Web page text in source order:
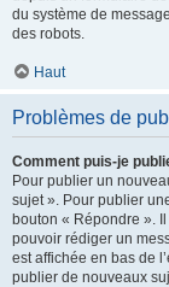
du système de
des robots.
Haut
Problèmes de
Comment puis-je
Pour publier un
sujet ». Pour publier
bouton « Répondre ».
pouvoir rédiger un
est affichée en bas de
publier de nouveaux